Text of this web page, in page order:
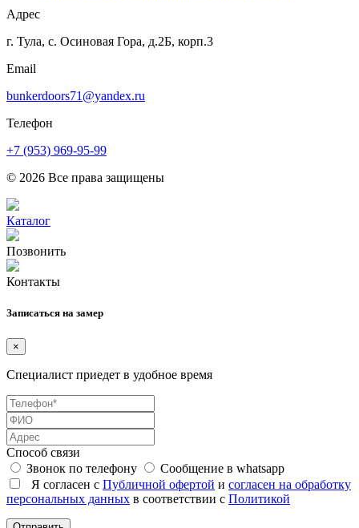
Адрес
г. Тула, с. Осиновая Гора, д.2Б, корп.3
Email
bunkerdoors71@yandex.ru
Телефон
+7 (953) 969-95-99
© 2026 Все права защищены
Каталог
Позвонить
Контакты
Записаться на замер
×
Специалист приедет в удобное время
Способ связи
Звонок по телефону
Сообщение в whatsapp
Я согласен с Публичной офертой и согласен на обработку
персональных данных в соответствии с Политикой